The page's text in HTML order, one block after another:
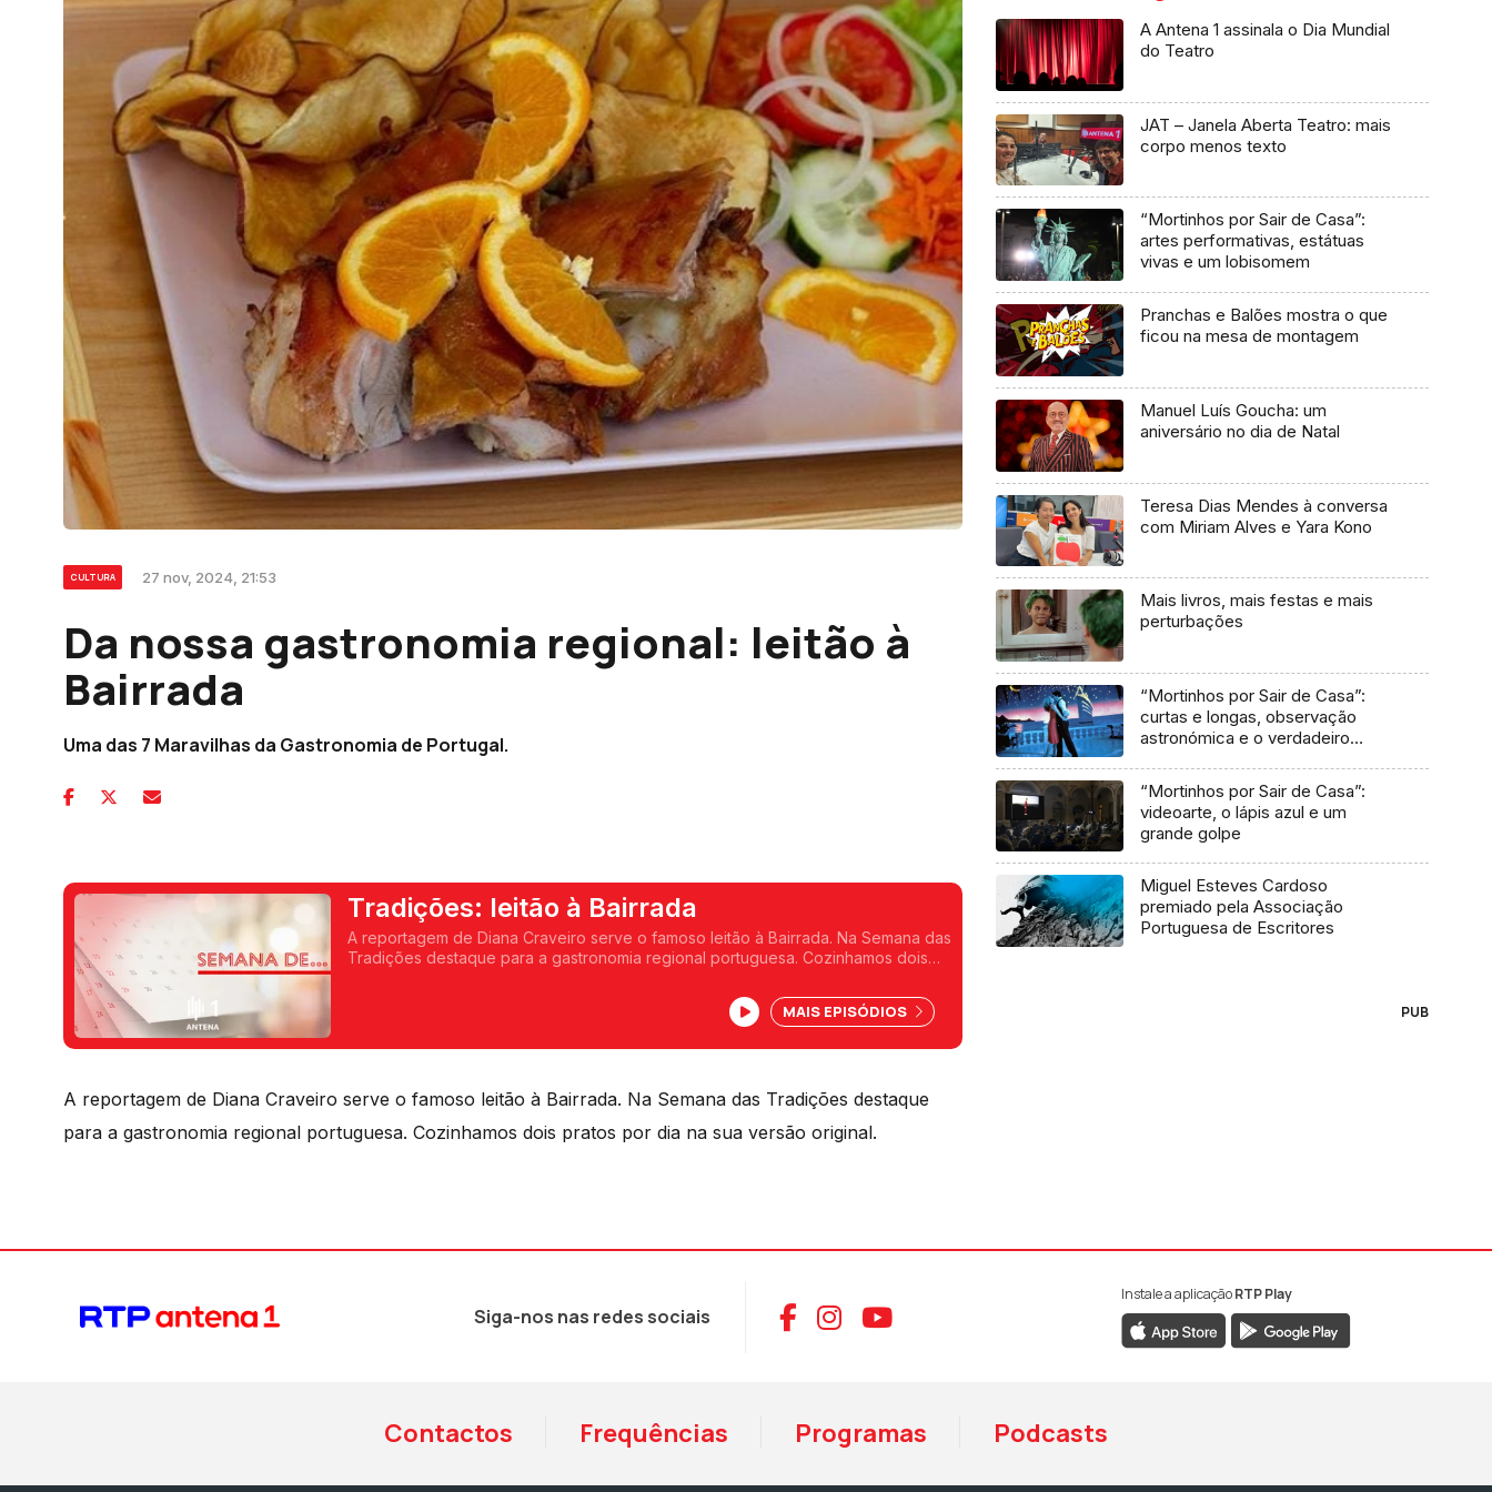
CULTURA 27 nov, 2024, 21:53
Da nossa gastronomia regional: leitão à
Bairrada
Uma das 7 Maravilhas da Gastronomia de Portugal.
Tradições: leitão à Bairrada
A reportagem de Diana Craveiro serve o famoso leitão à Bairrada. Na Semana das
Tradições destaque para a gastronomia regional portuguesa. Cozinhamos dois
MAIS EPISÓDIOS
A reportagem de Diana Craveiro serve o famoso leitão à Bairrada. Na Semana das Tradições destaque
para a gastronomia regional portuguesa. Cozinhamos dois pratos por dia na sua versão original.
A Antena 1 assinala o Dia Mundial
do Teatro
JAT – Janela Aberta Teatro: mais
corpo menos texto
“Mortinhos por Sair de Casa”:
artes performativas, estátuas
vivas e um lobisomem
Pranchas e Balões mostra o que
ficou na mesa de montagem
Manuel Luís Goucha: um
aniversário no dia de Natal
Teresa Dias Mendes à conversa
com Miriam Alves e Yara Kono
Mais livros, mais festas e mais
perturbações
“Mortinhos por Sair de Casa”:
curtas e longas, observação
astronómica e o verdadeiro
“Mortinhos por Sair de Casa”:
videoarte, o lápis azul e um
grande golpe
Miguel Esteves Cardoso
premiado pela Associação
Portuguesa de Escritores
PUB
Siga-nos nas redes sociais Aceder ao Facebook da RTP Antena 1
Aceder ao Instagram da RTP Antena 1
Aceder ao YouTube da RTP Antena 1
Instale a aplicaçãoRTP Play
Contactos Frequências Programas Podcasts